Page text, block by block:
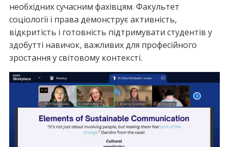
необхідних сучасним фахівцям. Факультет
соціології і права демонструє активність,
відкритість і готовність підтримувати студентів у
здобутті навичок, важливих для професійного
зростання у світовому контексті.